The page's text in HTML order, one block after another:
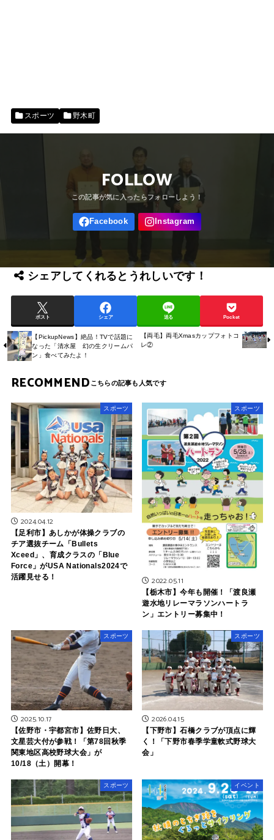
スポーツ 野木町
FOLLOW
シェアしてくれるとうれしいです！
ポスト シェア 送る Pocket
【PickupNews】絶品！TVで話題に
なった「清水屋 幻の生クリームパ
ン」食べてみたよ！
【両毛】両毛Xmasカップフォトコ
レ②
RECOMMEND
スポーツ
2024.04.12
【足利市】あしかが体操クラブの
チア選抜チーム「Bullets
Xceed」、育成クラスの「Blue
Force」がUSA Nationals2024で
活躍見せる！
スポーツ
2022.05.11
【栃木市】今年も開催！「渡良瀬
遊水地リレーマラソンハートラ
ン」エントリー募集中！
スポーツ
2025.10.17
【佐野市・宇都宮市】佐野日大、
文星芸大付が参戦！「第78回秋季
関東地区高校野球大会」が
10/18（土）開幕！
スポーツ
2026.04.15
【下野市】石橋クラブが頂点に輝
く！「下野市春季学童軟式野球大
会」
スポーツ イベント